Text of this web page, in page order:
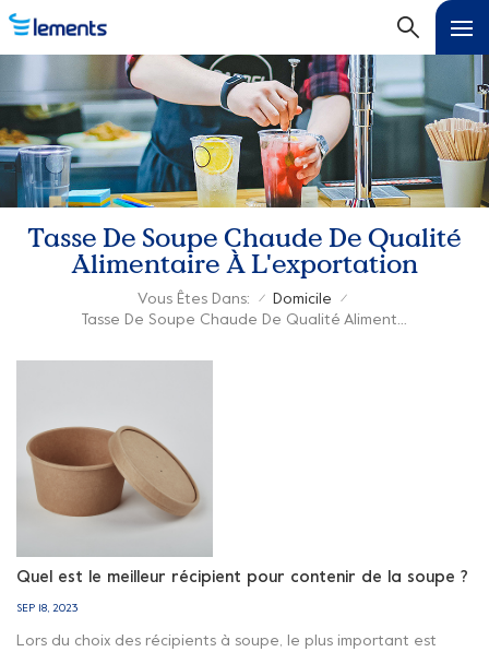
Tasse De Soupe Chaude De Qualité
Alimentaire À L'exportation
Vous Êtes Dans: / Domicile /
Tasse De Soupe Chaude De Qualité Alimentaire À L'exportation
Quel est le meilleur récipient pour contenir de la soupe ?
SEP 18, 2023
Lors du choix des récipients à soupe, le plus important est